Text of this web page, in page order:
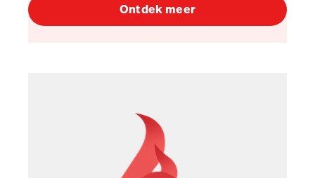
Ontdek meer